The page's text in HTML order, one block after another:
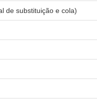
de substituição e cola)